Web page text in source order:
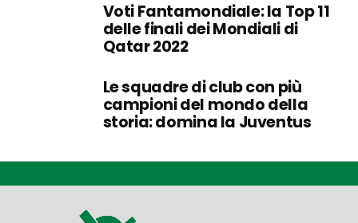
Voti Fantamondiale: la Top 11
delle finali dei Mondiali di
Qatar 2022
Le squadre di club con più
campioni del mondo della
storia: domina la Juventus